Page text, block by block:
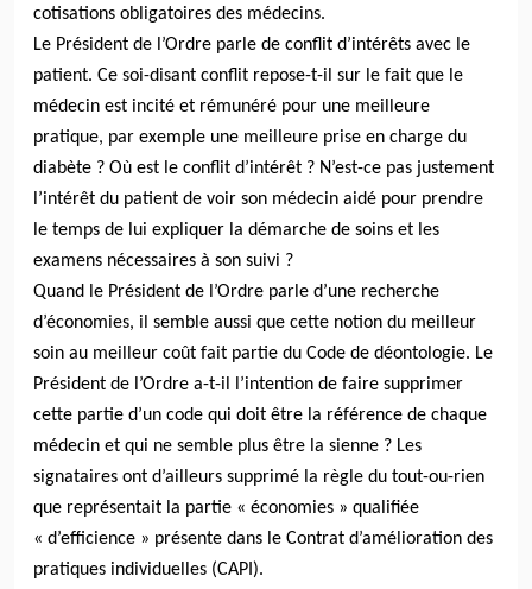
cotisations obligatoires des médecins.
Le Président de l’Ordre parle de conflit d’intérêts avec le
patient. Ce soi-disant conflit repose-t-il sur le fait que le
médecin est incité et rémunéré pour une meilleure
pratique, par exemple une meilleure prise en charge du
diabète ? Où est le conflit d’intérêt ? N’est-ce pas justement
l’intérêt du patient de voir son médecin aidé pour prendre
le temps de lui expliquer la démarche de soins et les
examens nécessaires à son suivi ?
Quand le Président de l’Ordre parle d’une recherche
d’économies, il semble aussi que cette notion du meilleur
soin au meilleur coût fait partie du Code de déontologie. Le
Président de l’Ordre a-t-il l’intention de faire supprimer
cette partie d’un code qui doit être la référence de chaque
médecin et qui ne semble plus être la sienne ? Les
signataires ont d’ailleurs supprimé la règle du tout-ou-rien
que représentait la partie « économies » qualifiée
« d’efficience » présente dans le Contrat d’amélioration des
pratiques individuelles (CAPI).